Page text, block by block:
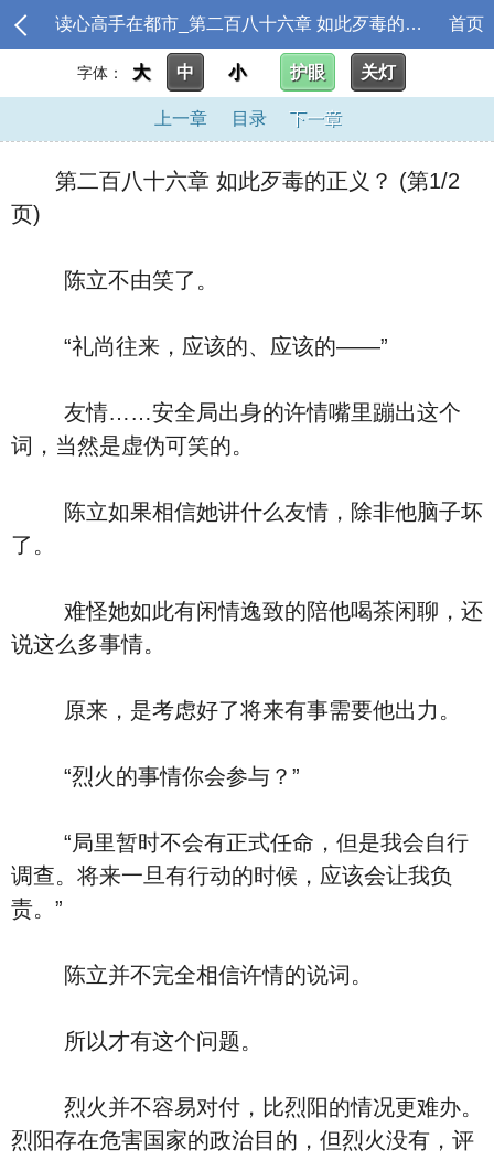
读心高手在都市_第二百八十六章 如此歹毒的正义？ 首页
字体： 大 中 小 护眼 关灯
上一章 目录 下一章
第二百八十六章 如此歹毒的正义？ (第1/2
页)
陈立不由笑了。
“礼尚往来，应该的、应该的――”
友情……安全局出身的许情嘴里蹦出这个
词，当然是虚伪可笑的。
陈立如果相信她讲什么友情，除非他脑子坏
了。
难怪她如此有闲情逸致的陪他喝茶闲聊，还
说这么多事情。
原来，是考虑好了将来有事需要他出力。
“烈火的事情你会参与？”
“局里暂时不会有正式任命，但是我会自行
调查。将来一旦有行动的时候，应该会让我负
责。”
陈立并不完全相信许情的说词。
所以才有这个问题。
烈火并不容易对付，比烈阳的情况更难办。
烈阳存在危害国家的政治目的，但烈火没有，评